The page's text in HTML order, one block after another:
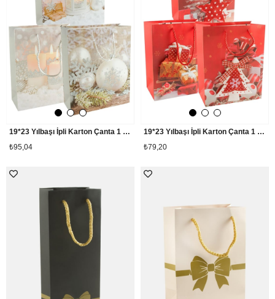
19*23 Yılbaşı İpli Karton Çanta 1 Adet
₺95,04
19*23 Yılbaşı İpli Karton Çanta 1 Adet
₺79,20